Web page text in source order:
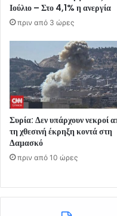
Ιούλιο – Στο 4,1% η ανεργία
πριν από 3 ώρες
Συρία: Δεν υπάρχουν νεκροί
τη χθεσινή έκρηξη κοντά στη
Δαμασκό
πριν από 10 ώρες